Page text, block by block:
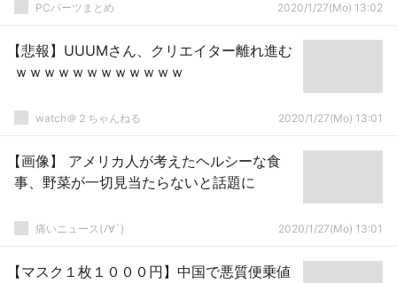
PCパーツまとめ 2020/1/27(Mo) 13:02
【悲報】UUUMさん、クリエイター離れ進む
ｗｗｗｗｗｗｗｗｗｗｗｗ
watch＠２ちゃんねる 2020/1/27(Mo) 13:01
【画像】 アメリカ人が考えたヘルシーな食
事、野菜が一切見当たらないと話題に
痛いニュース(ﾉ∀`) 2020/1/27(Mo) 13:01
【マスク１枚１０００円】中国で悪質便乗値